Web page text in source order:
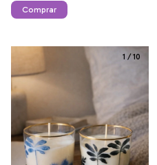
Comprar
1 /10